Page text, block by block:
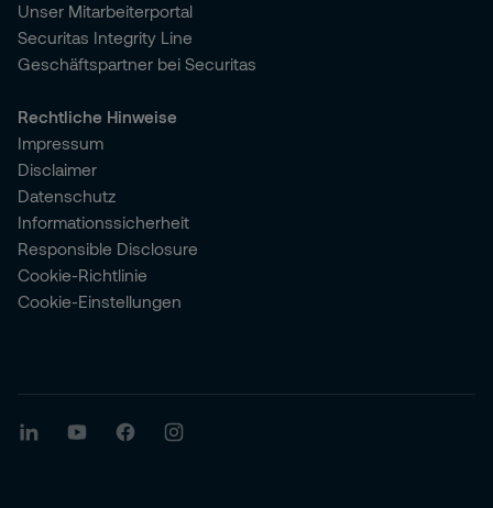
Unser Mitarbeiterportal
Securitas Integrity Line
Geschäftspartner bei Securitas
Rechtliche Hinweise
Impressum
Disclaimer
Datenschutz
Informationssicherheit
Responsible Disclosure
Cookie-Richtlinie
Cookie-Einstellungen